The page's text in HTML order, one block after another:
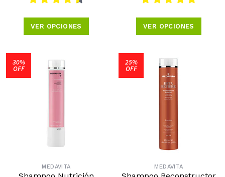
VER OPCIONES VER OPCIONES
30%
OFF
MEDAVITA
25%
OFF
MEDAVITA